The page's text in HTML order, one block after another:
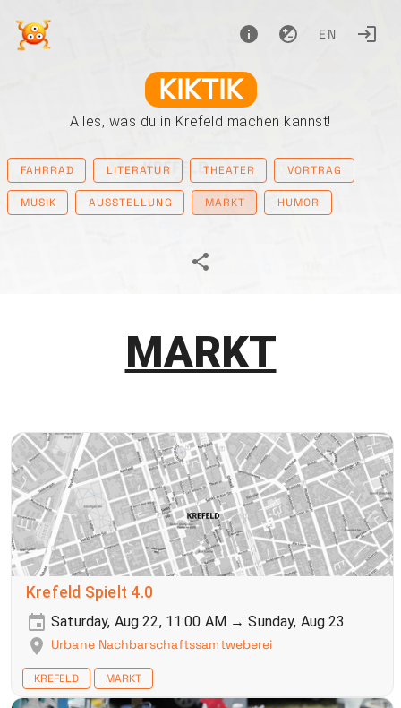
EN
KIKTIK
Alles, was du in Krefeld machen kannst!
FAHRRAD LITERATUR THEATER VORTRAG
MUSIK AUSSTELLUNG MARKT HUMOR
MARKT
Krefeld Spielt 4.0
Saturday, Aug 22, 11:00 AM → Sunday, Aug 23
Urbane Nachbarschaftssamtweberei
KREFELD MARKT